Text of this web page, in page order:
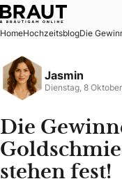
Die Gewinner
HomeHochzeitsblogDie
Jasmin
Dienstag, 8
Die
stehen fest!